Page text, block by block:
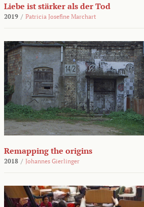
Liebe ist stärker als der Tod
2019 / Patricia Josefine Marchart
Remapping the origins
2018 / Johannes Gierlinger